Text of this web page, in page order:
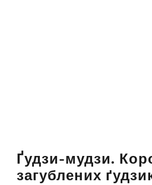
Ґудзи-мудзи.
загублених